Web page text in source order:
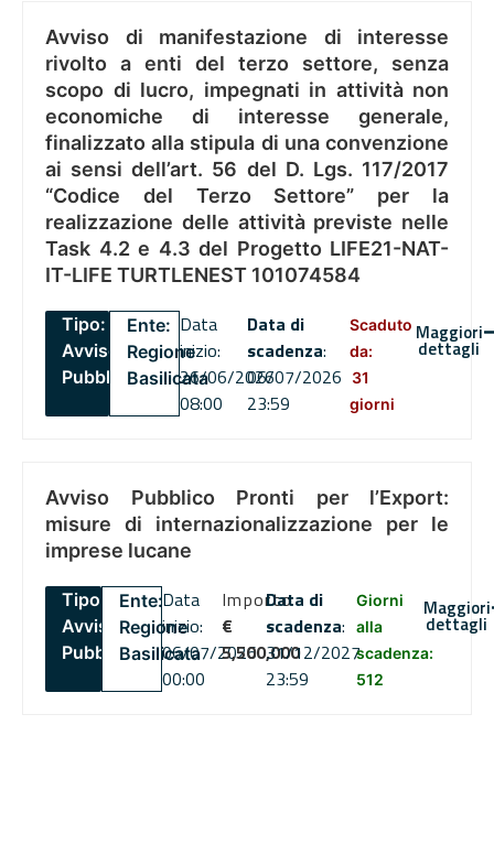
Avviso di manifestazione di interesse
rivolto a enti del terzo settore, senza
scopo di lucro, impegnati in attività non
economiche di interesse generale,
finalizzato alla stipula di una convenzione
ai sensi dell’art. 56 del D. Lgs. 117/2017
“Codice del Terzo Settore” per la
realizzazione delle attività previste nelle
Task 4.2 e 4.3 del Progetto LIFE21-NAT-
IT-LIFE TURTLENEST 101074584
Tipo:
Avviso
Pubblico
Ente:
Regione
Basilicata
Data
inizio:
26/06/2026
08:00
Data di
scadenza:
06/07/2026
23:59
Scaduto
da:
31
giorni
Maggiori
dettagli
Avviso Pubblico Pronti per l’Export:
misure di internazionalizzazione per le
imprese lucane
Tipo:
Avviso
Pubblico
Ente:
Regione
Basilicata
Data
inizio:
06/07/2026
00:00
Importo
€
5,500,000
Data di
scadenza:
31/12/2027
23:59
Giorni
alla
scadenza:
512
Maggiori
dettagli